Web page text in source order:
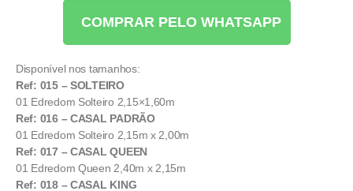
COMPRAR PELO WHATSAPP
Disponível nos tamanhos:
Ref: 015 – SOLTEIRO
01 Edredom Solteiro 2,15×1,60m
Ref: 016 – CASAL PADRÃO
01 Edredom Solteiro 2,15m x 2,00m
Ref: 017 – CASAL QUEEN
01 Edredom Queen 2,40m x 2,15m
Ref: 018 – CASAL KING